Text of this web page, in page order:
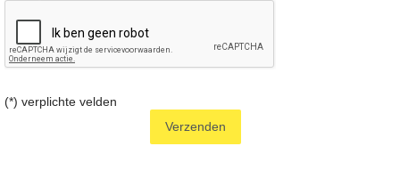
(*) verplichte velden
Verzenden